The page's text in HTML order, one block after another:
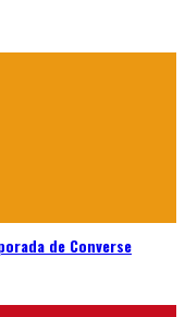
de Converse